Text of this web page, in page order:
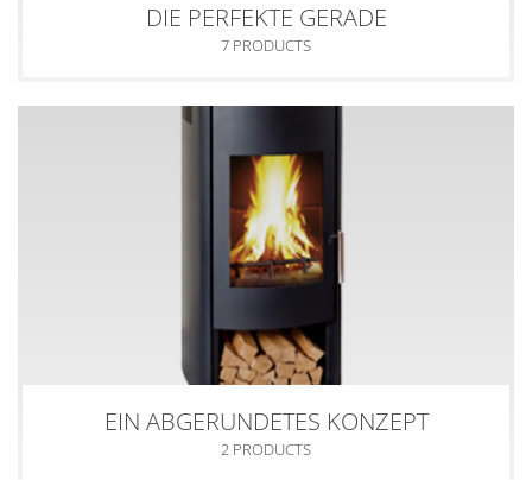
DIE PERFEKTE GERADE
7 PRODUCTS
EIN ABGERUNDETES KONZEPT
2 PRODUCTS